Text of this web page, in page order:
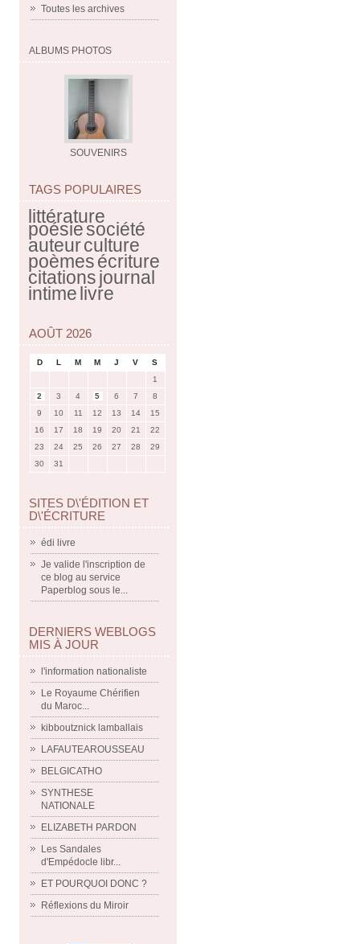
Toutes les archives
ALBUMS PHOTOS
SOUVENIRS
TAGS POPULAIRES
littérature
poésiesociété
auteurculture
poèmesécriture
citationsjournal
intimelivre
AOÛT 2026
D L M M J V
S
1
2
3 4 5 6 7
8
9
10 11 12 13 14
15
16
17 18 19 20 21
22
23
24 25 26 27 28
29
30
31
SITES D\'ÉDITION ET
D\'ÉCRITURE
édi livre
Je valide l'inscription de
ce blog au service
Paperblog sous le...
DERNIERS WEBLOGS
MIS À JOUR
l'information nationaliste
Le Royaume Chérifien
du Maroc...
kibboutznick lamballais
LAFAUTEAROUSSEAU
BELGICATHO
SYNTHESE
NATIONALE
ELIZABETH PARDON
Les Sandales
d'Empédocle libr...
ET POURQUOI DONC ?
Réflexions du Miroir